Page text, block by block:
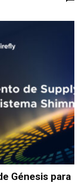
Génesis para